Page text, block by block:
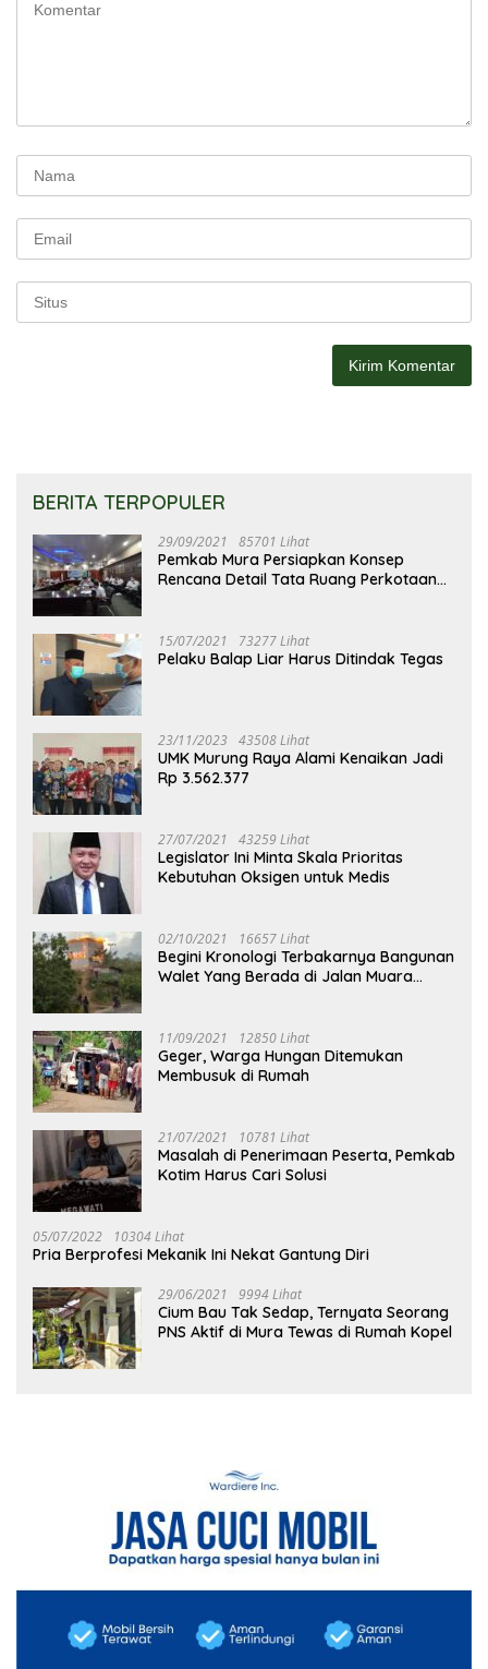
BERITA TERPOPULER
29/09/2021 85701 Lihat
Pemkab Mura Persiapkan Konsep
Rencana Detail Tata Ruang Perkotaan
15/07/2021 73277 Lihat
Pelaku Balap Liar Harus Ditindak Tegas
23/11/2023 43508 Lihat
UMK Murung Raya Alami Kenaikan Jadi
Rp 3.562.377
27/07/2021 43259 Lihat
Legislator Ini Minta Skala Prioritas
Kebutuhan Oksigen untuk Medis
02/10/2021 16657 Lihat
Begini Kronologi Terbakarnya Bangunan
Walet Yang Berada di Jalan Muara
11/09/2021 12850 Lihat
Geger, Warga Hungan Ditemukan
Membusuk di Rumah
21/07/2021 10781 Lihat
Masalah di Penerimaan Peserta, Pemkab
Kotim Harus Cari Solusi
05/07/2022 10304 Lihat
Pria Berprofesi Mekanik Ini Nekat Gantung Diri
29/06/2021 9994 Lihat
Cium Bau Tak Sedap, Ternyata Seorang
PNS Aktif di Mura Tewas di Rumah Kopel